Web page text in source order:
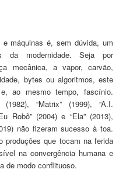
máquinas é, sem dúvida, um
da modernidade. Seja por
mecânica, a vapor, carvão,
bytes ou algoritmos, este
ao mesmo tempo, fascínio.
“Matrix” (1999), “A.I.
Robô” (2004) e “Ela” (2013),
não fizeram sucesso à toa.
que tocam na ferida
na convergência humana e
de modo conflituoso.